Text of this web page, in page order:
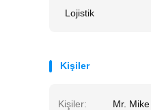
Lojistik
Kişiler
Kişiler:
Mr.